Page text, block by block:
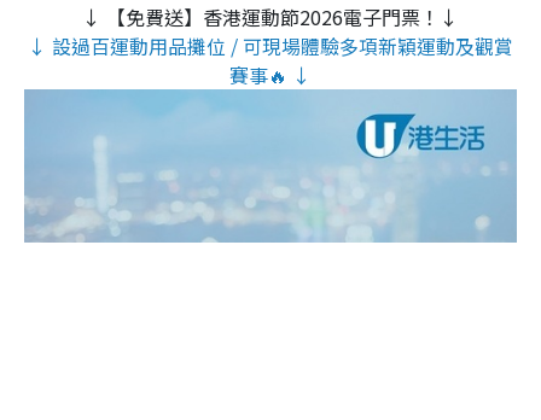
↓ 【免費送】香港運動節2026電子門票！↓
↓ 設過百運動用品攤位 / 可現場體驗多項新穎運動及觀賞
賽事🔥 ↓